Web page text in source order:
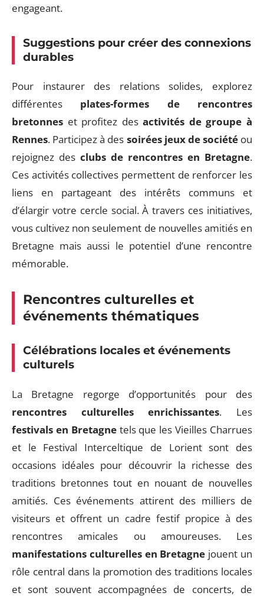
engageant.
Suggestions pour créer des connexions
durables
Pour instaurer des relations solides, explorez
différentes plates-formes de rencontres
bretonnes et profitez desactivités de groupe à
Rennes. Participez à des soirées jeux de sociétéou
rejoignez des clubs de rencontres en Bretagne.
Ces activités collectives permettent de renforcer les
liens en partageant des intérêts communs et
d’élargir votre cercle social. À travers ces initiatives,
vous cultivez non seulement de nouvelles amitiés en
Bretagne mais aussi le potentiel d’une rencontre
mémorable.
Rencontres culturelles et
événements thématiques
Célébrations locales et événements
culturels
La Bretagne regorge d’opportunités pour des
rencontres culturelles enrichissantes. Les
festivals en Bretagnetels que les Vieilles Charrues
et le Festival Interceltique de Lorient sont des
occasions idéales pour découvrir la richesse des
traditions bretonnes tout en nouant de nouvelles
amitiés. Ces événements attirent des milliers de
visiteurs et offrent un cadre festif propice à des
rencontres amicales ou amoureuses. Les
manifestations culturelles en Bretagne jouent un
rôle central dans la promotion des traditions locales
et sont souvent accompagnées de concerts, de